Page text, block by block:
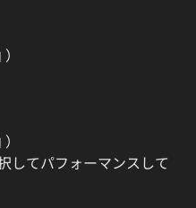
してパフォーマンスして